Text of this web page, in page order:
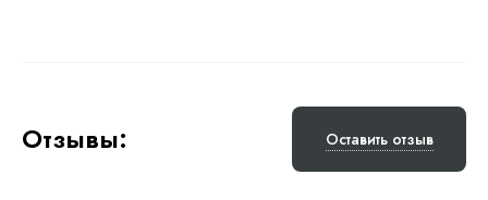
Отзывы: Оставить отзыв